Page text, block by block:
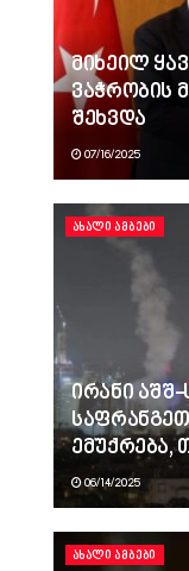
მიხეილ
ვაჭრობის
შეხვდა
07/16/2025
ᲐᲮᲐᲚᲘ ᲐᲛᲑᲔᲑᲘ
ირანი
ემუქრება,
06/14/2025
ᲐᲮᲐᲚᲘ ᲐᲛᲑᲔᲑᲘ